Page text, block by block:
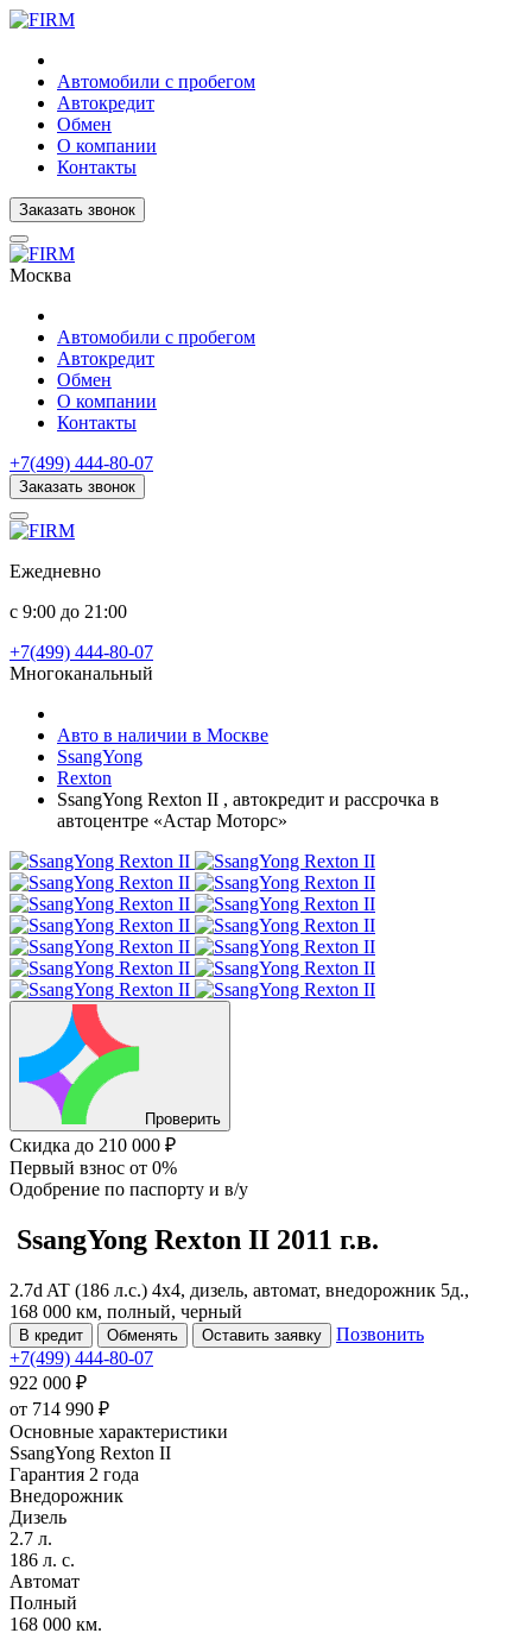
Автомобили с пробегом
Автокредит
Обмен
О компании
Контакты
Заказать звонок
Москва
Автомобили с пробегом
Автокредит
Обмен
О компании
Контакты
+7(499) 444-80-07
Заказать звонок
Ежедневно
с 9:00 до 21:00
+7(499) 444-80-07
Многоканальный
Авто в наличии в Москве
SsangYong
Rexton
SsangYong Rexton II , автокредит и рассрочка в
автоцентре «Астар Моторс»
Проверить
Скидка до 210 000 ₽
Первый взнос от 0%
Одобрение по паспорту и в/у
SsangYong Rexton II 2011 г.в.
2.7d AT (186 л.с.) 4x4, дизель, автомат, внедорожник 5д.,
168 000 км, полный, черный
В кредит Обменять Оставить заявку
Позвонить
+7(499) 444-80-07
922 000 ₽
от 714 990 ₽
Основные характеристики
SsangYong Rexton II
Гарантия 2 года
Внедорожник
Дизель
2.7 л.
186 л. с.
Автомат
Полный
168 000 км.